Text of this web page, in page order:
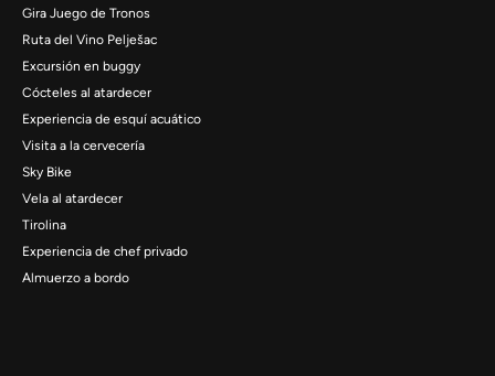
Gira Juego de Tronos
Ruta del Vino Pelješac
Excursión en buggy
Cócteles al atardecer
Experiencia de esquí acuático
Visita a la cervecería
Sky Bike
Vela al atardecer
Tirolina
Experiencia de chef privado
Almuerzo a bordo